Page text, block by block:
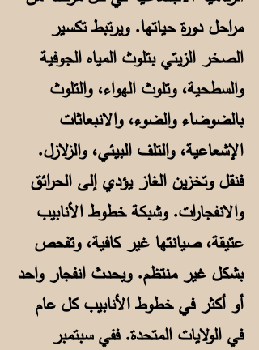
مراحل دورة حياتها. ويرتبط تكسير
الصخر الزيتي بتلوث المياه الجوفية
والسطحية، وتلوث الهواء، والتلوث
بالضوضاء والضوء، والانبعاثات
الإشعاعية، والتلف البيئي، والزلازل.
فنقل وتخزين الغاز يؤدي إلى الحرائق
والانفجارات. وشبكة خطوط الأنابيب
عتيقة، صيانتها غير كافية، وتفحص
بشكل غير منتظم. ويحدث انفجار واحد
أو أكثر في خطوط الأنابيب كل عام
في الولايات المتحدة. ففي سبتمبر